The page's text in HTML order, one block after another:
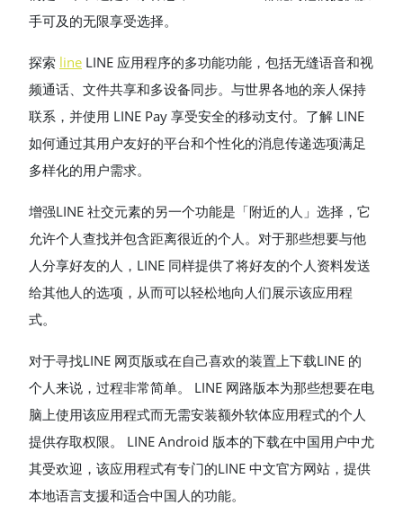
手可及的无限享受选择。
探索 line LINE 应用程序的多功能功能，包括无缝语音和视
频通话、文件共享和多设备同步。与世界各地的亲人保持
联系，并使用 LINE Pay 享受安全的移动支付。了解 LINE
如何通过其用户友好的平台和个性化的消息传递选项满足
多样化的用户需求。
增强LINE 社交元素的另一个功能是「附近的人」选择，它
允许个人查找并包含距离很近的个人。对于那些想要与他
人分享好友的人，LINE 同样提供了将好友的个人资料发送
给其他人的选项，从而可以轻松地向人们展示该应用程
式。
对于寻找LINE 网页版或在自己喜欢的装置上下载LINE 的
个人来说，过程非常简单。 LINE 网路版本为那些想要在电
脑上使用该应用程式而无需安装额外软体应用程式的个人
提供存取权限。 LINE Android 版本的下载在中国用户中尤
其受欢迎，该应用程式有专门的LINE 中文官方网站，提供
本地语言支援和适合中国人的功能。